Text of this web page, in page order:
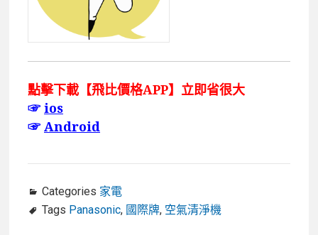
點擊下載【飛比價格APP】立即省很大
☞ios
☞Android
Categories 家電
Tags Panasonic, 國際牌, 空氣清淨機